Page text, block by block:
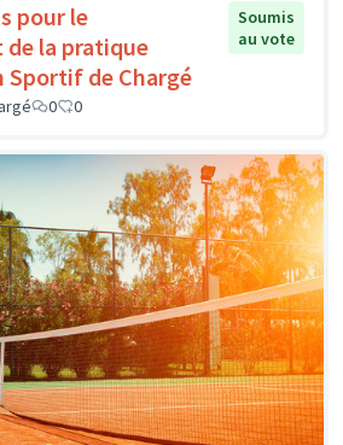
pour le
la pratique
Sportif de Chargé
Soumis
au vote
0 0